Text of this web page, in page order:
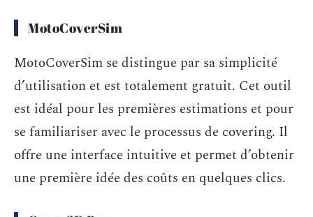
MotoCoverSim
MotoCoverSim se distingue par sa simplicité
d’utilisation et est totalement gratuit. Cet outil
est idéal pour les premières estimations et pour
se familiariser avec le processus de covering. Il
offre une interface intuitive et permet d’obtenir
une première idée des coûts en quelques clics.